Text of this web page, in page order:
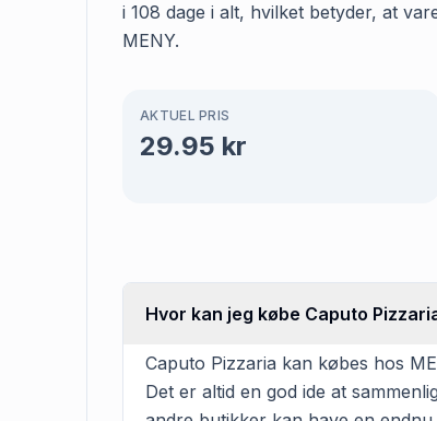
i 108 dage i alt, hvilket betyder, at
MENY.
AKTUEL PRIS
29.95 kr
Hvor kan jeg købe Caputo
Caputo Pizzaria kan købes hos
Det er altid en god ide at